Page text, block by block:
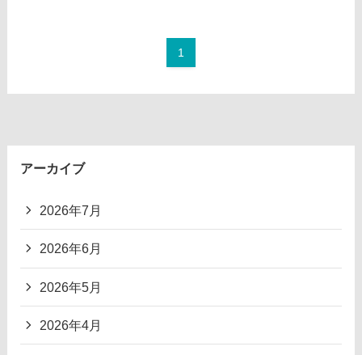
1
アーカイブ
2026年7月
2026年6月
2026年5月
2026年4月